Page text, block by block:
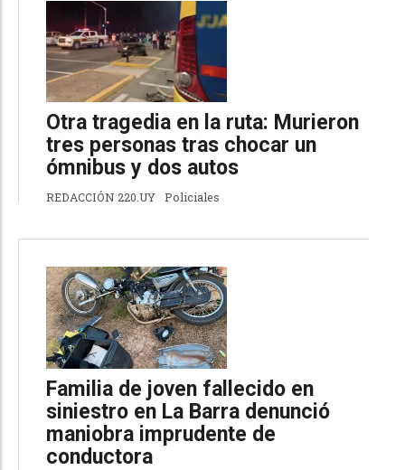
Otra tragedia en la ruta: Murieron
tres personas tras chocar un
ómnibus y dos autos
REDACCIÓN 220.UY Policiales
Familia de joven fallecido en
siniestro en La Barra denunció
maniobra imprudente de
conductora